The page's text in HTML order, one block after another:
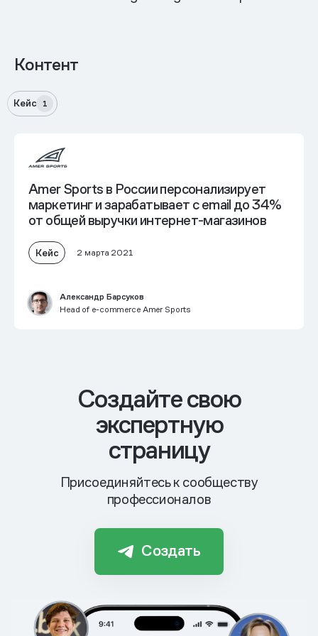
Контент
Кейс 1
Amer Sports в России персонализирует
маркетинг и зарабатывает с email до 34%
от общей выручки интернет-магазинов
Кейс 2 марта 2021
Александр Барсуков
Head of e-commerce Amer Sports
Cоздайте свою
экспертную
страницу
Присоединяйтесь к сообществу
профессионалов
Создать